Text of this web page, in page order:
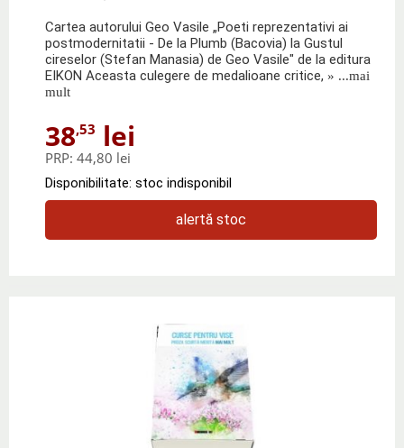
Cartea autorului Geo Vasile „Poeti reprezentativi ai
postmodernitatii - De la Plumb (Bacovia) la Gustul
cireselor (Stefan Manasia) de Geo Vasile" de la editura
EIKON Aceasta culegere de medalioane critice, » ...mai
mult
38,53 lei
PRP: 44,80 lei
Disponibilitate: stoc indisponibil
alertă stoc